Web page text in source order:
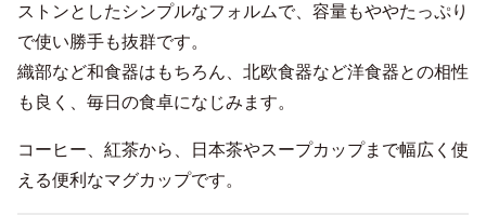
ストンとしたシンプルなフォルムで、容量もややたっぷり
で使い勝手も抜群です。
織部など和食器はもちろん、北欧食器など洋食器との相性
も良く、毎日の食卓になじみます。
コーヒー、紅茶から、日本茶やスープカップまで幅広く使
える便利なマグカップです。